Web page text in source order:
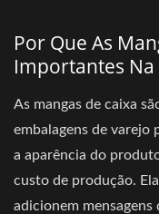
Por Que As
Importantes Na
As mangas de caixa
embalagens de varejo
a aparência do
custo de produção.
adicionem